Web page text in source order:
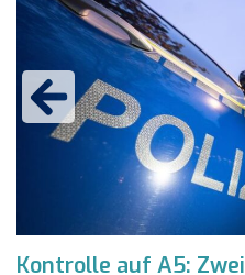
Kontrolle auf A5: